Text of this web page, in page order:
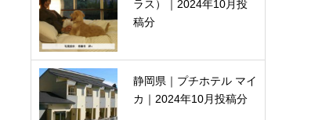
ラス）｜2024年10月投
稿分
静岡県｜プチホテル マイ
カ｜2024年10月投稿分